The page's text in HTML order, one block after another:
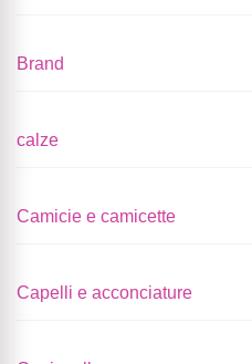
Brand
calze
Camicie e camicette
Capelli e acconciature